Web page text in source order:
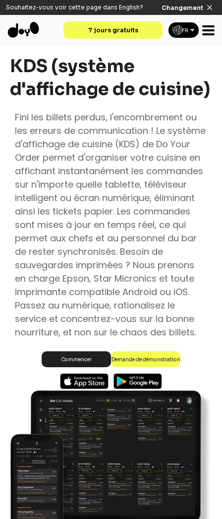
Souhaitez-vous voir cette page dans English? Changement
7 jours gratuits FR
KDS (système
d'affichage de cuisine)
Fini les billets perdus, l'encombrement ou
les erreurs de communication ! Le système
d'affichage de cuisine (KDS) de Do Your
Order permet d'organiser votre cuisine en
affichant instantanément les commandes
sur n'importe quelle tablette, téléviseur
intelligent ou écran numérique, éliminant
ainsi les tickets papier. Les commandes
sont mises à jour en temps réel, ce qui
permet aux chefs et au personnel du bar
de rester synchronisés. Besoin de
sauvegardes imprimées ? Nous prenons
en charge Epson, Star Micronics et toute
imprimante compatible Android ou iOS.
Passez au numérique, rationalisez le
service et concentrez-vous sur la bonne
nourriture, et non sur le chaos des billets.
Commencer Demande de démonstration